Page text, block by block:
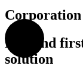
Corporation
Demand
solution